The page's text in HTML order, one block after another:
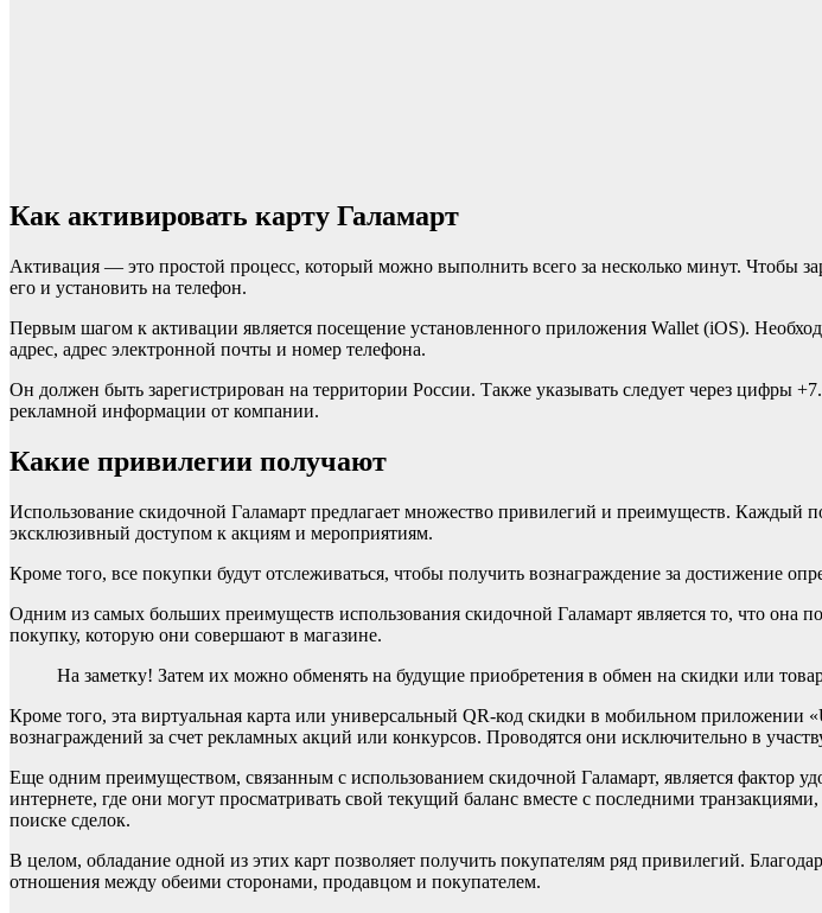
Как активировать карту Галамарт
Активация — это простой процесс, который можно выполнить всего за несколько минут. Чтобы
его и установить на телефон.
Первым шагом к активации является посещение установленного приложения Wallet (iOS).
адрес, адрес электронной почты и номер телефона.
Он должен быть зарегистрирован на территории России. Также указывать следует через цифры
рекламной информации от компании.
Какие привилегии получают
Использование скидочной Галамарт предлагает множество привилегий и преимуществ. Каждый
эксклюзивный доступом к акциям и мероприятиям.
Кроме того, все покупки будут отслеживаться, чтобы получить вознаграждение за достижение
Одним из самых больших преимуществ использования скидочной Галамарт является то, что она
покупку, которую они совершают в магазине.
На заметку! Затем их можно обменять на будущие приобретения в обмен на скидки или
Кроме того, эта виртуальная карта или универсальный QR-код скидки в мобильном
вознаграждений за счет рекламных акций или конкурсов. Проводятся они исключительно в
Еще одним преимуществом, связанным с использованием скидочной Галамарт, является фактор
интернете, где они могут просматривать свой текущий баланс вместе с последними
поиске сделок.
В целом, обладание одной из этих карт позволяет получить покупателям ряд привилегий.
отношения между обеими сторонами, продавцом и покупателем.